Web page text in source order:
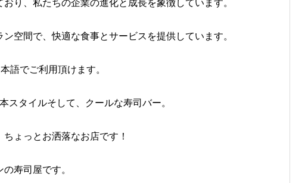
り、私たちの企業の進化と成長を象徴しています。
空間で、快適な食事とサービスを提供しています。
語でご利用頂けます。
スタイルそして、クールな寿司バー。
ょっとお洒落なお店です！
寿司屋です。